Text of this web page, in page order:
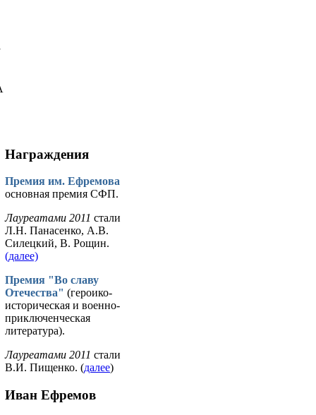
Награждения
Премия им. Ефремова
основная премия СФП.
Лауреатами 2011 стали
Л.Н. Панасенко, А.В.
Силецкий, В. Рощин.
(далее)
Премия "Во славу
Отечества" (героико-
историческая и военно-
приключенческая
литература).
Лауреатами 2011 стали
В.И. Пищенко. (далее)
Иван Ефремов